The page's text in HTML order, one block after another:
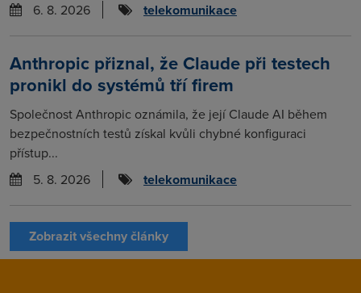
6. 8. 2026
telekomunikace
Anthropic přiznal, že Claude při testech
pronikl do systémů tří firem
Společnost Anthropic oznámila, že její Claude AI během
bezpečnostních testů získal kvůli chybné konfiguraci
přístup...
5. 8. 2026
telekomunikace
Zobrazit všechny články